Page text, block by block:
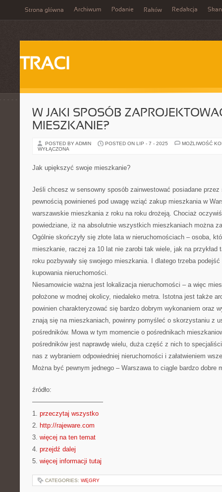
Strona główna Archiwum Podanie Raków Redakcja
TRACI
W JAKI SPOSÓB
MIESZKANIE?
POSTED BY ADMIN POSTED ON LIP - 7 - 2025
MOŻLIWOŚĆ
WYŁĄCZONA
Jak upiększyć swoje mieszkanie?
Jeśli chcesz w sensowny sposób zainwestować posiadane przez
pewnością powinieneś pod uwagę wziąć zakup mieszkania w
warszawskie mieszkania z roku na roku drożeją. Chociaż
powiedziane, iż na absolutnie wszystkich mieszkaniach można
Ogólnie skończyły się złote lata w nieruchomościach – osoba,
mieszkanie, raczej za 10 lat nie zarobi tak wiele, jak na przykład
roku pozbywały się swojego mieszkania. I dlatego trzeba
kupowania nieruchomości.
Niesamowicie ważna jest lokalizacja nieruchomości – a więc
położone w modnej okolicy, niedaleko metra. Istotna jest także
powinien charakteryzować się bardzo dobrym wykonaniem oraz
znają się na mieszkaniach, powinny pomyśleć o skorzystaniu z
pośredników. Mowa w tym momencie o pośrednikach
pośredników jest naprawdę wielu, duża część z nich to
nas z wybraniem odpowiedniej nieruchomości i załatwieniem
Można być pewnym jednego – Warszawa to ciągle bardzo dobre
źródło:
———————————
1. przeczytaj wszystko
2. http://rajeware.com
3. więcej na ten temat
4. przejdź dalej
5. więcej informacji tutaj
CATEGORIES: WĘGRY